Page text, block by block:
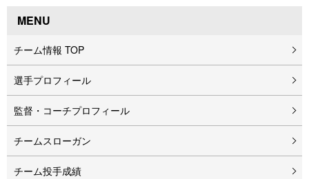
MENU
チーム情報 TOP
選手プロフィール
監督・コーチプロフィール
チームスローガン
チーム投手成績